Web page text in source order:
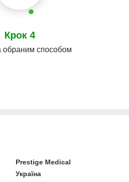
Крок 4
обраним способом
Prestige Medical
Україна